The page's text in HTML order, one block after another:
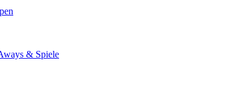
& Spiele